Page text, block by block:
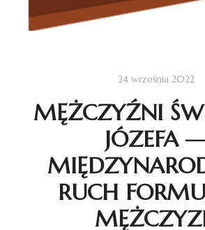
24 września 2022
MĘŻCZYŹNI
JÓZEFA
RUCH